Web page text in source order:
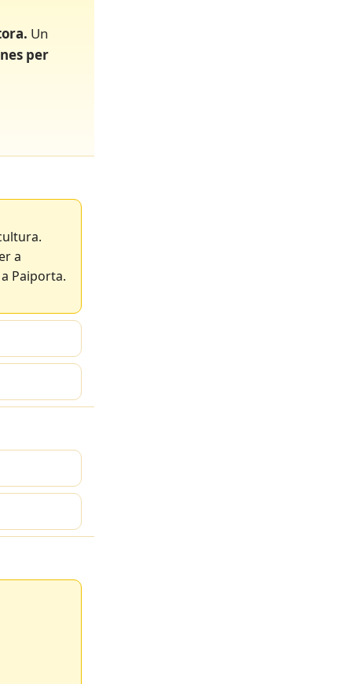
Un
per
a
Paiporta.